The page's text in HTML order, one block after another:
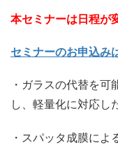
本セミナーは日程が
セミナーのお申込み
・ガラスの代替を可
し、軽量化に対応し
・スパッタ成膜に